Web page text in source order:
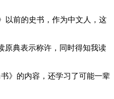
以前的史书，作为中文人，这
原典表示称许，同时得知我读
》的内容，还学习了可能一辈